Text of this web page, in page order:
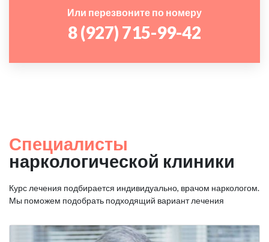
Или перезвоните по номеру
8 (927) 715-99-42
Специалисты
наркологической клиники
Курс лечения подбирается индивидуально, врачом наркологом.
Мы поможем подобрать подходящий вариант лечения